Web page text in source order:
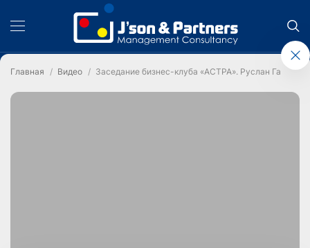
Главная Видео Заседание бизнес-клуба «АСТРА». Руслан